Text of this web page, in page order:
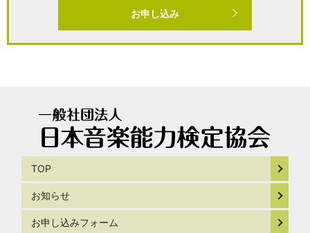
お申し込み
TOP
お知らせ
お申し込みフォーム